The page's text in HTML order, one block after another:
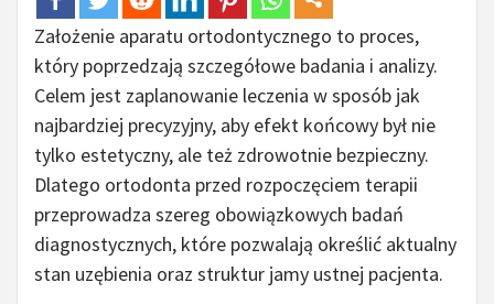
Założenie aparatu ortodontycznego to proces,
który poprzedzają szczegółowe badania i analizy.
Celem jest zaplanowanie leczenia w sposób jak
najbardziej precyzyjny, aby efekt końcowy był nie
tylko estetyczny, ale też zdrowotnie bezpieczny.
Dlatego ortodonta przed rozpoczęciem terapii
przeprowadza szereg obowiązkowych badań
diagnostycznych, które pozwalają określić aktualny
stan uzębienia oraz struktur jamy ustnej pacjenta.